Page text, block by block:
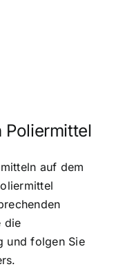
auf dem
die
und folgen Sie